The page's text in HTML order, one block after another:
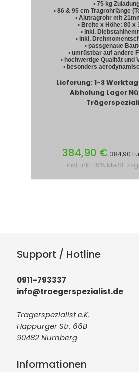
• 75 kg
• 86 & 95 cm Tragrohrlänge
• Alutragrohr mit
• Breite x Höhe: 80 x
• inkl.
• inkl.
• passgenaue
• umrüstbar auf andere
• hochwertige Qualität und
• besonders
Lieferung: 1-3
Abholung Lager
384,90 € 384,90
inkl. inkl. 19% MwSt.
Support / Hotline
0911-793337
info@traegerspezialist.de
Trägerspezialist e.K.
Happurger Str. 66B
90482 Nürnberg
Informationen